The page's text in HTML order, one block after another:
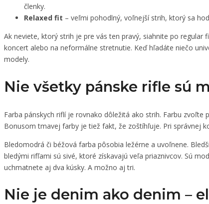
členky.
Relaxed fit – veľmi pohodlný, voľnejší strih, ktorý sa
Ak neviete, ktorý strih je pre vás ten pravý, siahnite po
koncert alebo na neformálne stretnutie. Keď hľadáte niečo
modely.
Nie všetky pánske rifle sú
Farba pánskych riflí je rovnako dôležitá ako strih. Farbu
Bonusom tmavej farby je tiež fakt, že zoštíhľuje. Pri správnej
Bledomodrá či béžová farba pôsobia ležérne a uvoľnene.
bledými rifľami sú sivé, ktoré získavajú veľa priaznivcov. Sú
uchmatnete aj dva kúsky. A možno aj tri.
Nie je denim ako denim –